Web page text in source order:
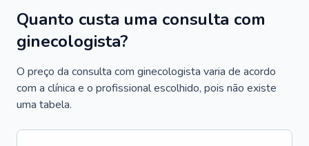
Quanto custa uma consulta com
ginecologista?
O preço da consulta com ginecologista varia de acordo
com a clínica e o profissional escolhido, pois não existe
uma tabela.